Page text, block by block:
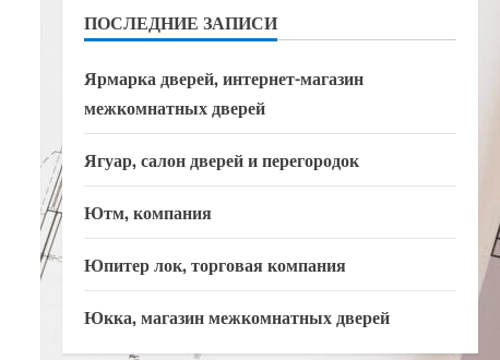
ПОСЛЕДНИЕ ЗАПИСИ
Ярмарка дверей, интернет-магазин
межкомнатных дверей
Ягуар, салон дверей и перегородок
Ютм, компания
Юпитер лок, торговая компания
Юкка, магазин межкомнатных дверей